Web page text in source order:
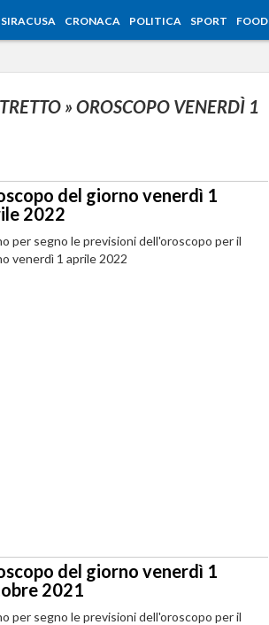
SIRACUSA CRONACA POLITICA SPORT FOOD
» OROSCOPO VENERDÌ 1
del giorno venerdì 1
2022
per segno le previsioni dell'oroscopo per il
venerdì 1 aprile 2022
del giorno venerdì 1
2021
per segno le previsioni dell'oroscopo per il